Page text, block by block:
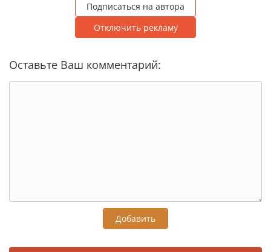
Подписаться на автора
Отключить рекламу
Оставьте Ваш комментарий:
Добавить